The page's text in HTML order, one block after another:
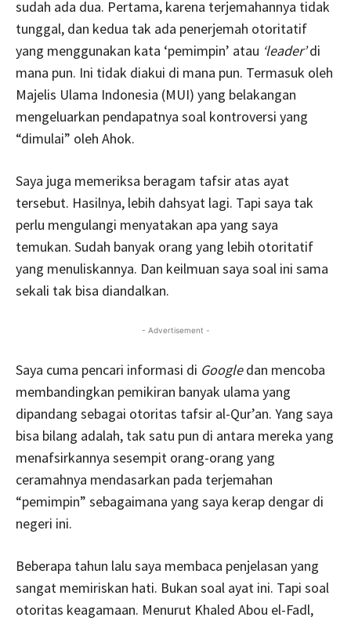
sudah ada dua. Pertama, karena terjemahannya tidak
tunggal, dan kedua tak ada penerjemah otoritatif
yang menggunakan kata ‘pemimpin’ atau ‘leader’di
mana pun. Ini tidak diakui di mana pun. Termasuk oleh
Majelis Ulama Indonesia (MUI) yang belakangan
mengeluarkan pendapatnya soal kontroversi yang
“dimulai” oleh Ahok.
Saya juga memeriksa beragam tafsir atas ayat
tersebut. Hasilnya, lebih dahsyat lagi. Tapi saya tak
perlu mengulangi menyatakan apa yang saya
temukan. Sudah banyak orang yang lebih otoritatif
yang menuliskannya. Dan keilmuan saya soal ini sama
sekali tak bisa diandalkan.
- Advertisement -
Saya cuma pencari informasi di Googledan mencoba
membandingkan pemikiran banyak ulama yang
dipandang sebagai otoritas tafsir al-Qur’an. Yang saya
bisa bilang adalah, tak satu pun di antara mereka yang
menafsirkannya sesempit orang-orang yang
ceramahnya mendasarkan pada terjemahan
“pemimpin” sebagaimana yang saya kerap dengar di
negeri ini.
Beberapa tahun lalu saya membaca penjelasan yang
sangat memiriskan hati. Bukan soal ayat ini. Tapi soal
otoritas keagamaan. Menurut Khaled Abou el-Fadl,